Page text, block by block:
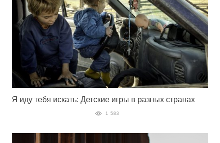
Я иду тебя искать: Детские игры в разных странах
1 583